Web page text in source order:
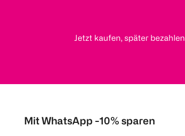
Jetzt kaufen, später bezahlen
Mit WhatsApp -10% sparen